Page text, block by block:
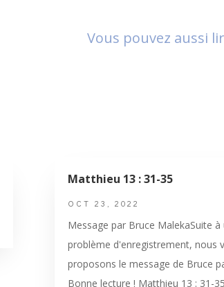
Vous pouvez aussi
Matthieu 13 : 31-35
OCT 23, 2022
Message par Bruce MalekaSuite à
problème d'enregistrement, nous
proposons le message de Bruce
Bonne lecture ! Matthieu 13 : 31-35